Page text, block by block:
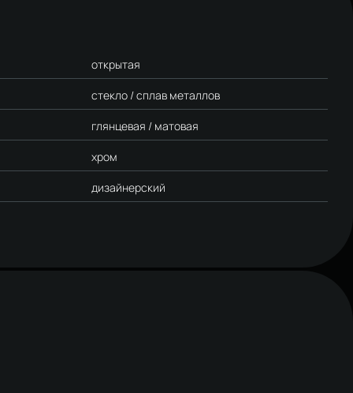
открытая
стекло / сплав металлов
глянцевая / матовая
хром
дизайнерский